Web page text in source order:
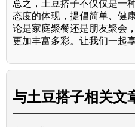
总之，土豆搭子不仅仅是一
态度的体现，提倡简单、健
论是家庭聚餐还是朋友聚会
更加丰富多彩。让我们一起
与土豆搭子相关文